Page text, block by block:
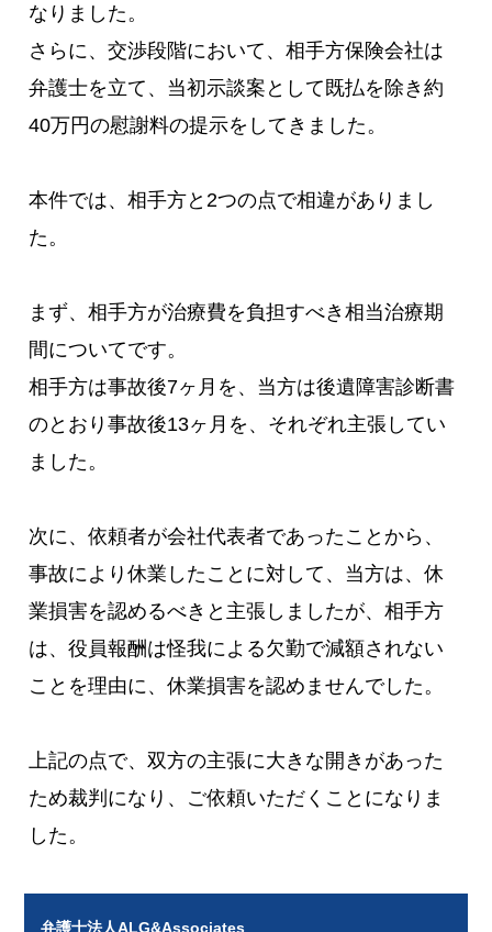
なりました。
さらに、交渉段階において、相手方保険会社は
弁護士を立て、当初示談案として既払を除き約
40万円の慰謝料の提示をしてきました。
本件では、相手方と2つの点で相違がありまし
た。
まず、相手方が治療費を負担すべき相当治療期
間についてです。
相手方は事故後7ヶ月を、当方は後遺障害診断書
のとおり事故後13ヶ月を、それぞれ主張してい
ました。
次に、依頼者が会社代表者であったことから、
事故により休業したことに対して、当方は、休
業損害を認めるべきと主張しましたが、相手方
は、役員報酬は怪我による欠勤で減額されない
ことを理由に、休業損害を認めませんでした。
上記の点で、双方の主張に大きな開きがあった
ため裁判になり、ご依頼いただくことになりま
した。
弁護士法人ALG&Associates